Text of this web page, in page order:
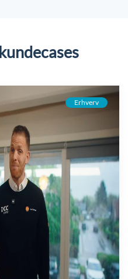
Erhverv